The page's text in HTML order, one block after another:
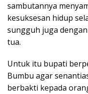
sambutannya
kesuksesan hidup
sungguh juga
tua.
Untuk itu bupati
Bumbu agar
berbakti kepada